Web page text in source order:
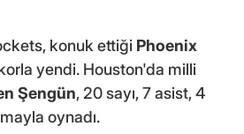
konuk ettiği Phoenix
yendi. Houston'da milli
Şengün, 20 sayı, 7 asist, 4
oynadı.